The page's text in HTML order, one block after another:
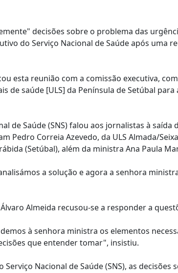
decisões sobre o problema das
do Serviço Nacional de Saúde após uma
esta reunião com a comissão executiva,
de saúde [ULS] da Península de Setúbal
de Saúde (SNS) falou aos jornalistas à saída
Pedro Correia Azevedo, da ULS Almada/
(Setúbal), além da ministra Ana Paula
a solução e agora a senhora
Almeida recusou-se a responder a
à senhora ministra os elementos
que entender tomar", insistiu.
Nacional de Saúde (SNS), as